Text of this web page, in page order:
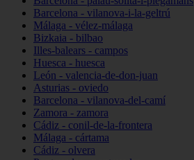
Barcelona - vilanova-i-la-geltrú
Málaga - vélez-málaga
Bizkaia - bilbao
Illes-balears - campos
Huesca - huesca
León - valencia-de-don-juan
Asturias - oviedo
Barcelona - vilanova-del-camí
Zamora - zamora
Cádiz - conil-de-la-frontera
Málaga - cártama
Cádiz - olvera